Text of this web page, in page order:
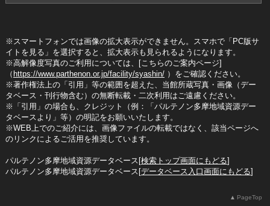
※スマートフォンでは画像の拡大表示ができません。スマホで「PC版サ
イトを見る」を選択すると、拡大表示も見られるようになります。
※高解像度写真のご利用については、[こちらのご案内ページ]
（ https://www.parthenon.or.jp/facility/syashin/）をご確認ください。
※著作権法上の「引用」等の範囲を超えた、当館所蔵写真・画像（デー
タベース・刊行物含む）の無断転載・二次利用はご遠慮ください。
※「引用」の場合も、クレジット（例：「パルテノン多摩地域資源デー
タベースより」等）の明記をお願いいたします。
※WEB上でのご紹介には、画像ファイルの転載ではなく、該当ページへ
のリンクによるご活用を推奨しています。
パルテノン多摩地域資源データベース[検索トップ画面にもどる]
パルテノン多摩地域資源データベース[データベース入口画面にもどる]
PageTop